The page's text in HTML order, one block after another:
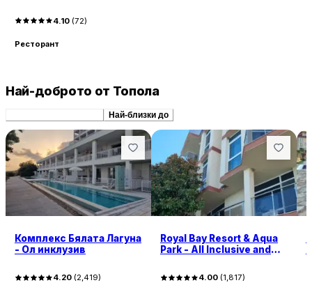
4.10 (72)
Ресторант
Най-доброто от Топола
Най-близки до
Комплекс Бялата Лагуна
- Ол инклузив
4.20 (2,419)
Royal Bay Resort & Aqua
Park - All Inclusive and
4.00 (1,817)